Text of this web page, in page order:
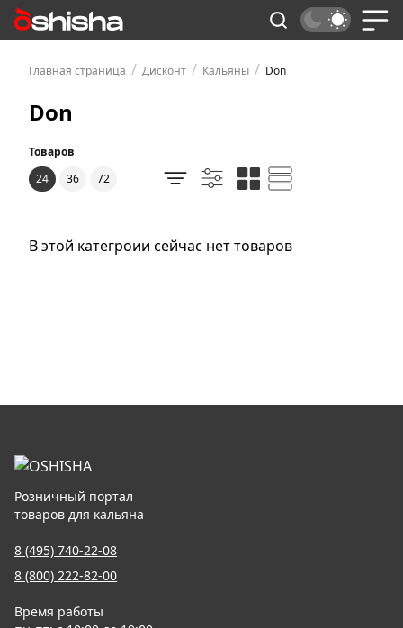
Главная страница / Дисконт / Кальяны / Don
Don
Товаров
24
36 72
В этой категроии сейчас нет товаров
Розничный портал
товаров для кальяна
8 (495) 740-22-08
8 (800) 222-82-00
Время работы